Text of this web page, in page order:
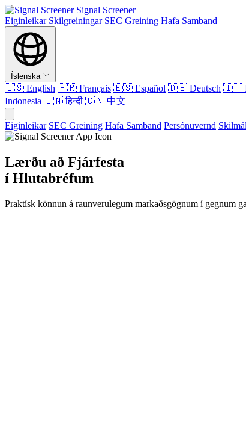
Signal Screener
Eiginleikar Skilgreiningar SEC Greining Hafa Samband
Íslenska
🇺🇸 English 🇫🇷 Français 🇪🇸 Español 🇩🇪 Deutsch 🇮🇹
Indonesia 🇮🇳हिन्दी 🇨🇳 中文
Eiginleikar SEC Greining Hafa Samband Persónuvernd
Lærðu að Fjárfesta
í Hlutabréfum
Praktísk könnun á raunverulegum markaðsgögnum í